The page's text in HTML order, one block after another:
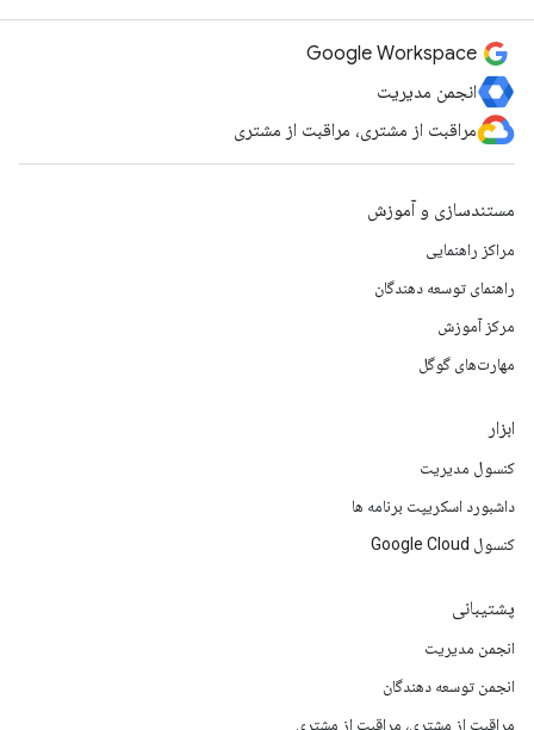
Google Workspace
انجمن مدیریت
مراقبت از مشتری، مراقبت از مشتری
مستندسازی و آموزش
مراکز راهنمایی
راهنمای توسعه دهندگان
مرکز آموزش
مهارت‌های گوگل
ابزار
کنسول مدیریت
داشبورد اسکریپت برنامه ها
کنسول Google Cloud
پشتیبانی
انجمن مدیریت
انجمن توسعه دهندگان
مراقبت از مشتری، مراقبت از مشتری